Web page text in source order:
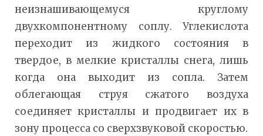
неизнашивающемуся круглому
двухкомпонентному соплу. Углекислота
переходит из жидкого состояния в
твердое, в мелкие кристаллы снега, лишь
когда она выходит из сопла. Затем
облегающая струя сжатого воздуха
соединяет кристаллы и продвигает их в
зону процесса со сверхзвуковой скоростью.